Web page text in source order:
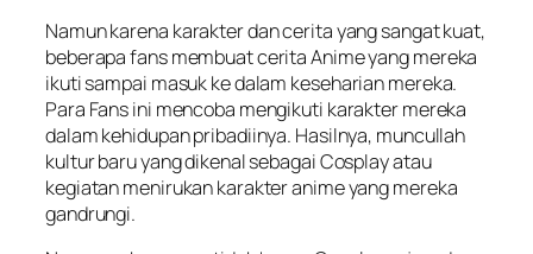
Namun karena karakter dan cerita yang sangat kuat,
beberapa fans membuat cerita Anime yang mereka
ikuti sampai masuk ke dalam keseharian mereka.
Para Fans ini mencoba mengikuti karakter mereka
dalam kehidupan pribadiinya. Hasilnya, muncullah
kultur baru yang dikenal sebagai Cosplay atau
kegiatan menirukan karakter anime yang mereka
gandrungi.